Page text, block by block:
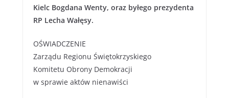
Kielc Bogdana Wenty, oraz byłego prezydenta
RP Lecha Wałęsy.
OŚWIADCZENIE
Zarządu Regionu Świętokrzyskiego
Komitetu Obrony Demokracji
w sprawie aktów nienawiści